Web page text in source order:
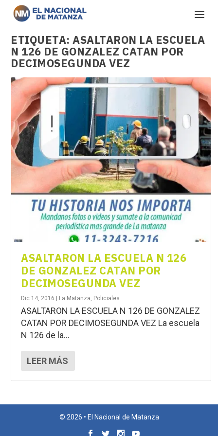
ETIQUETA:ASALTARON LA ESCUELA
N 126 DE GONZALEZ CATAN POR
DECIMOSEGUNDA VEZ
ASALTARON LA ESCUELA N 126
DE GONZALEZ CATAN POR
DECIMOSEGUNDA VEZ
Dic 14, 2016 La Matanza, Policiales
ASALTARON LA ESCUELA N 126 DE GONZALEZ
CATAN POR DECIMOSEGUNDA VEZ La escuela
N 126 de la...
LEER MÁS
© 2026 • El Nacional de Matanza